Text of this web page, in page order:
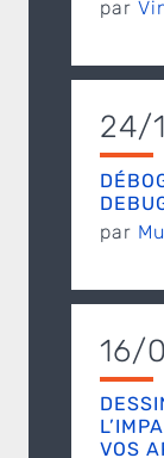
par
24/
par
16/
VOS